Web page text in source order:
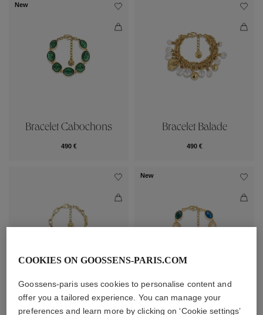
New
Bracelet Cabochons
490 €
Bracelet Balade
490 €
Bracelet Cœur Précieux
New
Bracelet Cabochons
COOKIES ON GOOSSENS-PARIS.COM
Goossens-paris uses cookies to personalise content and
offer you a tailored experience. You can manage your
preferences and learn more by clicking on ‘Cookie settings’